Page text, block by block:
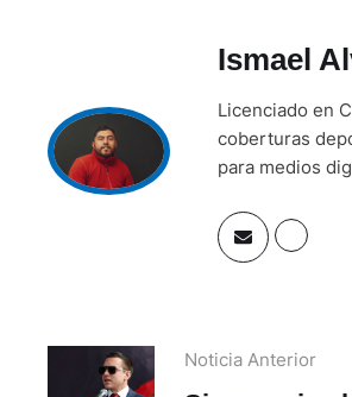
Ismael
Licenciado en
coberturas
para medios
Noticia Anterior